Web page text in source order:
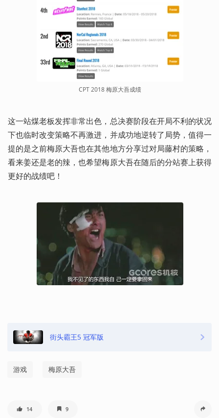
CPT 2018 梅原大吾成绩
这一站煤老板发挥非常出色，总决赛阶段在开局不利的状况
下也临时改变策略不再激进，并成功地逆转了局势，值得一
提的是之前梅原大吾也在其他地方分享过对局藤村的策略，
看来姜还是老的辣，也希望梅原大吾在随后的分站赛上获得
更好的战绩吧！
街头霸王5 冠军版
游戏 梅原大吾
14 9